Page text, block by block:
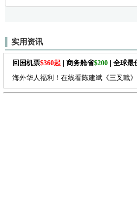
实用资讯
回国机票$360起 | 商务舱省$200 | 全球
海外华人福利！在线看陈建斌《三叉戟